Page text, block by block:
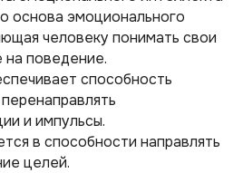
основа эмоционального
человеку понимать свои
на поведение.
способность
и импульсы.
в способности направлять
целей.